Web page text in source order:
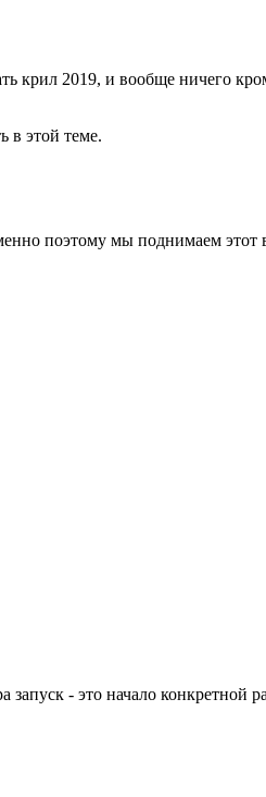
крил 2019, и вообще ничего
в этой теме.
поэтому мы поднимаем этот
- это начало конкретной